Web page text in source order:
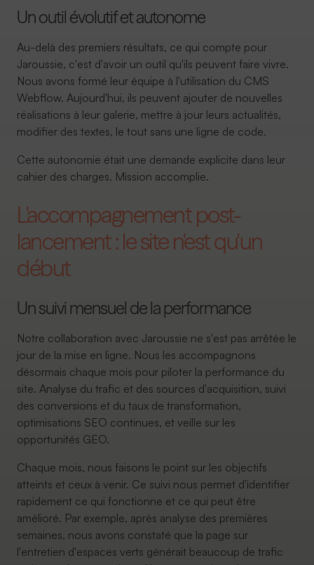
Un outil évolutif et autonome
Au-delà des premiers résultats, ce qui compte pour
Jaroussie, c'est d'avoir un outil qu'ils peuvent faire vivre.
Nous avons formé leur équipe à l'utilisation du CMS
Webflow. Aujourd'hui, ils peuvent ajouter de nouvelles
réalisations à leur galerie, mettre à jour leurs actualités,
modifier des textes, le tout sans une ligne de code.
Cette autonomie était une demande explicite dans leur
cahier des charges. Mission accomplie.
L'accompagnement post-
lancement : le site n'est qu'un
début
Un suivi mensuel de la performance
Notre collaboration avec Jaroussie ne s'est pas arrêtée le
jour de la mise en ligne. Nous les accompagnons
désormais chaque mois pour piloter la performance du
site. Analyse du trafic et des sources d'acquisition, suivi
des conversions et du taux de transformation,
optimisations SEO continues, et veille sur les
opportunités GEO.
Chaque mois, nous faisons le point sur les objectifs
atteints et ceux à venir. Ce suivi nous permet d'identifier
rapidement ce qui fonctionne et ce qui peut être
amélioré. Par exemple, après analyse des premières
semaines, nous avons constaté que la page sur
l'entretien d'espaces verts générait beaucoup de trafic